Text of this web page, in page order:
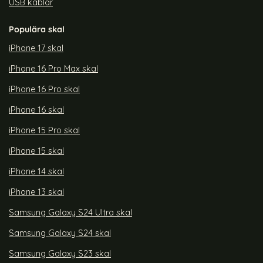
USB kablar
Populära skal
iPhone 17 skal
iPhone 16 Pro Max skal
iPhone 16 Pro skal
iPhone 16 skal
iPhone 15 Pro skal
iPhone 15 skal
iPhone 14 skal
iPhone 13 skal
Samsung Galaxy S24 Ultra skal
Samsung Galaxy S24 skal
Samsung Galaxy S23 skal